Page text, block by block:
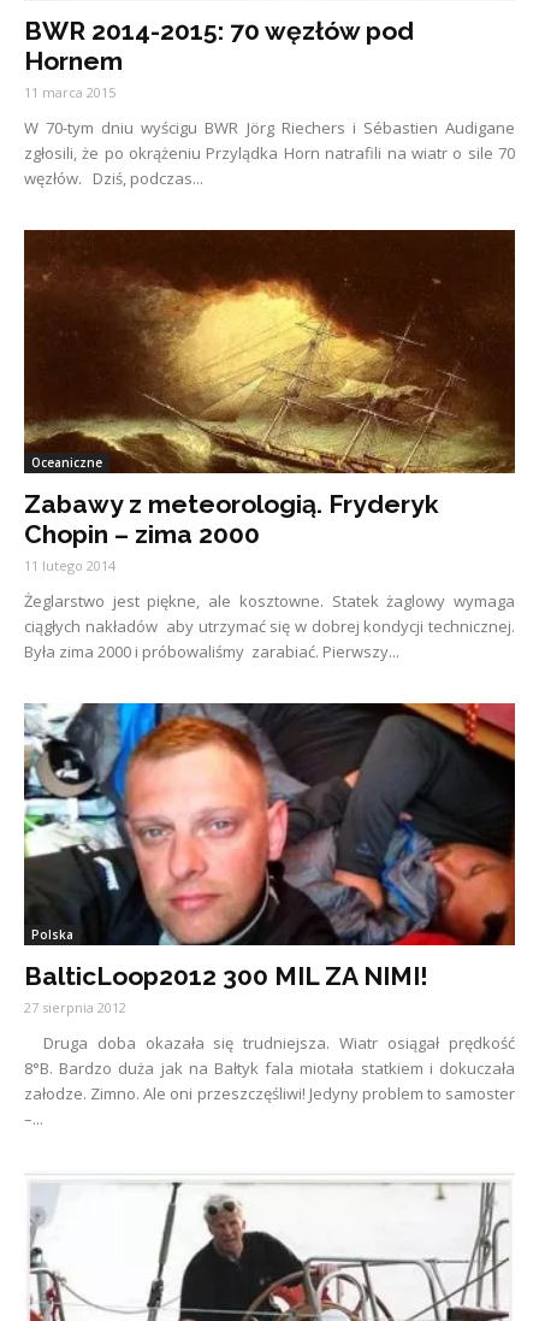
BWR 2014-2015: 70 węzłów pod
Hornem
11 marca 2015
W 70-tym dniu wyścigu BWR Jörg Riechers i Sébastien Audigane
zgłosili, że po okrążeniu Przylądka Horn natrafili na wiatr o sile 70
węzłów. Dziś, podczas...
Oceaniczne
Zabawy z meteorologią. Fryderyk
Chopin – zima 2000
11 lutego 2014
Żeglarstwo jest piękne, ale kosztowne. Statek żaglowy wymaga
ciągłych nakładów aby utrzymać się w dobrej kondycji technicznej.
Była zima 2000 i próbowaliśmy zarabiać. Pierwszy...
Polska
BalticLoop2012 300 MIL ZA NIMI!
27 sierpnia 2012
Druga doba okazała się trudniejsza. Wiatr osiągał prędkość
8°B. Bardzo duża jak na Bałtyk fala miotała statkiem i dokuczała
załodze. Zimno. Ale oni przeszczęśliwi! Jedyny problem to samoster
–...